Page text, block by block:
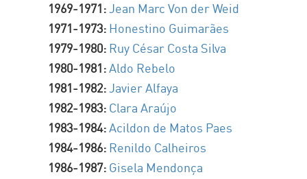
1969-1971:Jean Marc Von der Weid
1971-1973: Honestino Guimarães
1979-1980: Ruy César Costa Silva
1980-1981:Aldo Rebelo
1981-1982:Javier Alfaya
1982-1983: Clara Araújo
1983-1984:Acildon de Matos Paes
1984-1986: Renildo Calheiros
1986-1987: Gisela Mendonça